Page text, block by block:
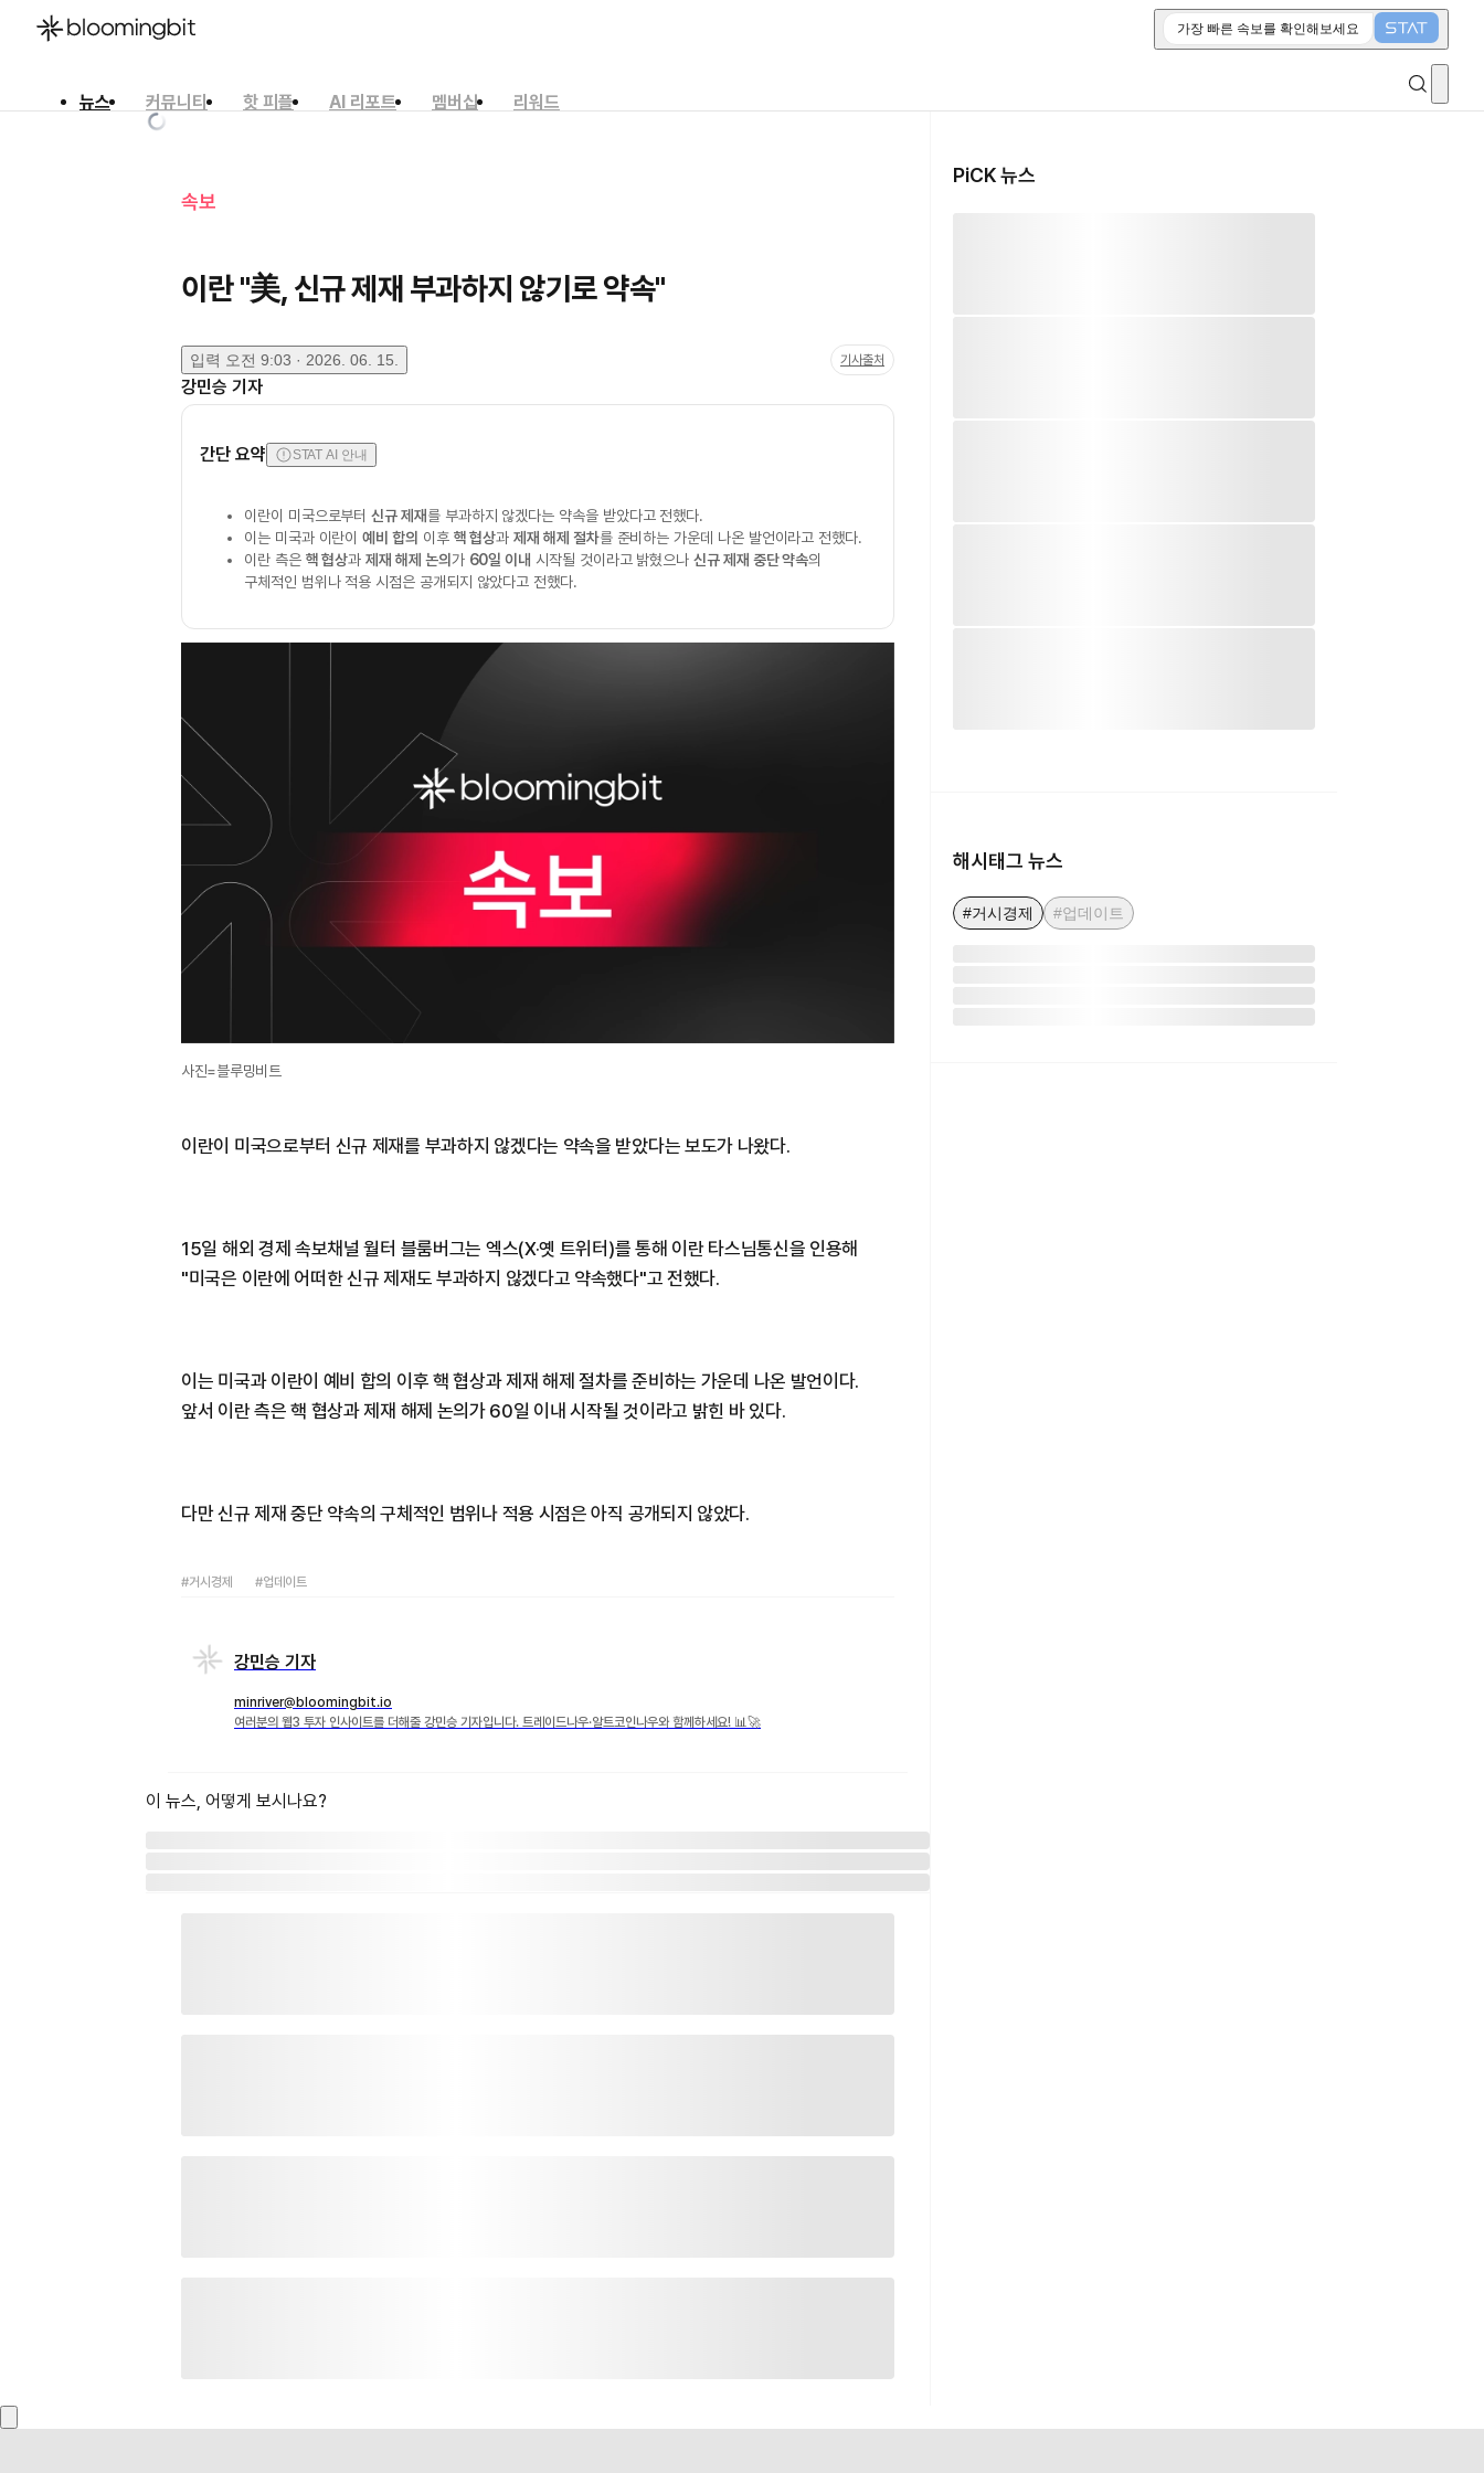
가장 빠른 속보를 확인해보세요
뉴스 커뮤니티 핫 피플 AI 리포트 멤버십
리워드
속보
이란 "美, 신규 제재 부과하지 않기로 약속"
입력 오전 9:03 · 2026. 06. 15. 기사출처
강민승 기자
간단 요약 STAT AI 안내
이란이 미국으로부터신규 제재를 부과하지 않겠다는 약속을 받았다고 전했다.
이는 미국과 이란이예비 합의 이후 핵 협상과제재 해제 절차를 준비하는 가운데 나온 발언이라고 전했다.
이란 측은 핵 협상과제재 해제 논의가 60일 이내 시작될 것이라고 밝혔으나신규 제재 중단 약속의
구체적인 범위나 적용 시점은 공개되지 않았다고 전했다.
사진=블루밍비트
이란이 미국으로부터 신규 제재를 부과하지 않겠다는 약속을 받았다는 보도가 나왔다.
15일 해외 경제 속보채널 월터 블룸버그는 엑스(X·옛 트위터)를 통해 이란 타스님통신을 인용해
"미국은 이란에 어떠한 신규 제재도 부과하지 않겠다고 약속했다"고 전했다.
이는 미국과 이란이 예비 합의 이후 핵 협상과 제재 해제 절차를 준비하는 가운데 나온 발언이다.
앞서 이란 측은 핵 협상과 제재 해제 논의가 60일 이내 시작될 것이라고 밝힌 바 있다.
다만 신규 제재 중단 약속의 구체적인 범위나 적용 시점은 아직 공개되지 않았다.
#거시경제 #업데이트
강민승 기자
minriver@bloomingbit.io
여러분의 웹3 투자 인사이트를 더해줄 강민승 기자입니다. 트레이드나우·알트코인나우와 함께하세요! 📊🚀
이 뉴스, 어떻게 보시나요?
PiCK 뉴스
해시태그 뉴스
#거시경제 #업데이트